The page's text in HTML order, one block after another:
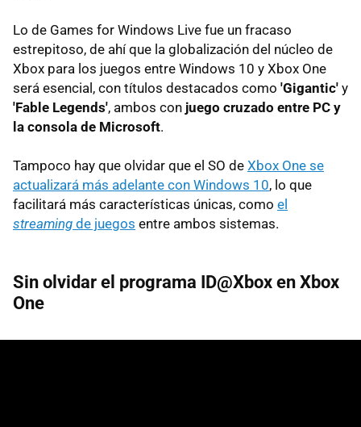
Lo de Games for Windows Live fue un fracaso
estrepitoso, de ahí que la globalización del núcleo de
Xbox para los juegos entre Windows 10 y Xbox One
será esencial, con títulos destacados como 'Gigantic' y
'Fable Legends', ambos con juego cruzado entre PC y
la consola de Microsoft.
Tampoco hay que olvidar que el SO de Xbox One se
actualizará más adelante con Windows 10, lo que
facilitará más características únicas, como el
streaming de juegos entre ambos sistemas.
Sin olvidar el programa ID@Xbox en Xbox
One